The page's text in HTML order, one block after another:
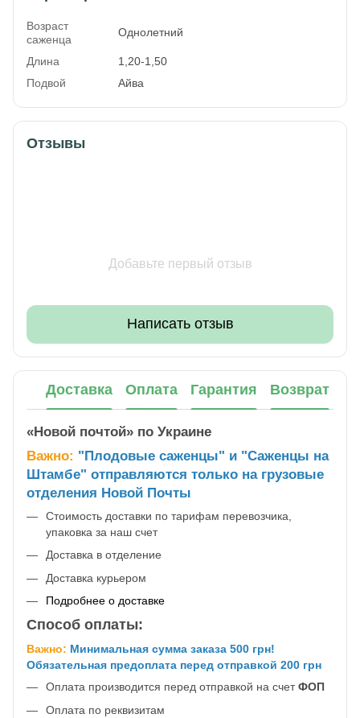
Возраст
саженца
Однолетний
Длина
1,20-1,50
Подвой
Айва
Отзывы
Добавьте первый отзыв
Написать отзыв
Доставка Оплата Гарантия Возврат
«Новой почтой» по Украине
Важно: "Плодовые саженцы" и "Саженцы на
Штамбе" отправляются только на грузовые
отделения Новой Почты
Стоимость доставки по тарифам перевозчика,
упаковка за наш счет
Доставка в отделение
Доставка курьером
Подробнее о доставке
Способ оплаты:
Важно: Минимальная сумма заказа 500 грн!
Обязательная предоплата перед отправкой 200 грн
Оплата производится перед отправкой на счетФОП
Оплата по реквизитам